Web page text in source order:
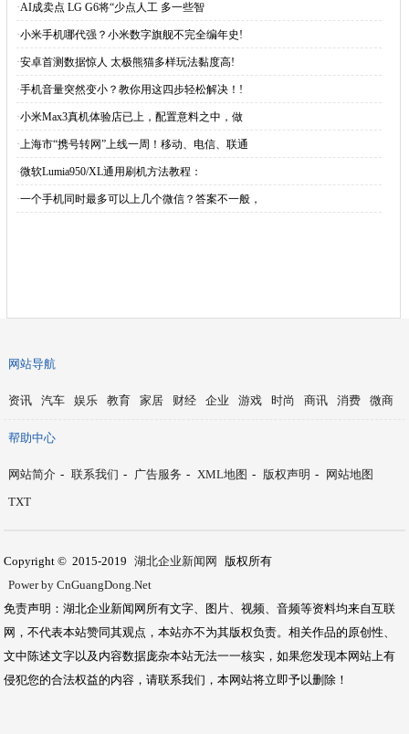
·AI成卖点 LG G6将“少点人工 多一些智
·小米手机哪代强？小米数字旗舰不完全编年史!
·安卓首测数据惊人 太极熊猫多样玩法黏度高!
·手机音量突然变小？教你用这四步轻松解决！!
·小米Max3真机体验店已上，配置意料之中，做
·上海市“携号转网”上线一周！移动、电信、联通
·微软Lumia950/XL通用刷机方法教程：
·一个手机同时最多可以上几个微信？答案不一般，
网站导航
资讯 汽车 娱乐 教育 家居 财经 企业 游戏 时尚 商讯 消费 微商
帮助中心
网站简介 - 联系我们 - 广告服务 - XML地图 - 版权声明 -
网站地图
TXT
Copyright © 2015-2019 湖北企业新闻网
版权所有
Power by CnGuangDong.Net
免责声明：湖北企业新闻网所有文字、图片、视频、音频等资料均来自互联
网，不代表本站赞同其观点，本站亦不为其版权负责。相关作品的原创性、
文中陈述文字以及内容数据庞杂本站无法一一核实，如果您发现本网站上有
侵犯您的合法权益的内容，请联系我们，本网站将立即予以删除！